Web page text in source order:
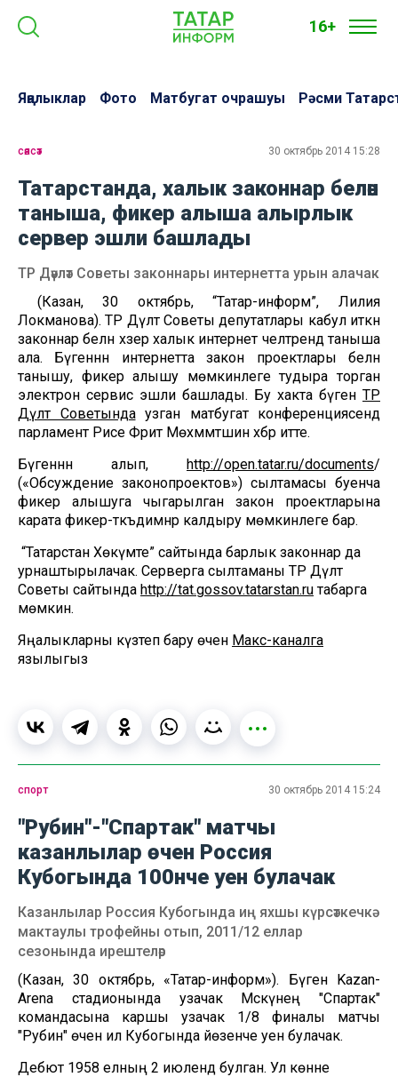
16+
Яңалыклар Фото Матбугат очрашуы Рәсми
сәясәт 30 октябрь 2014 15:28
Татарстанда, халык законнар белән
таныша, фикер алыша алырлык
сервер эшли башлады
ТР Дәүләт Советы законнары интернетта урын алачак
(Казан, 30 октябрь, “Татар-информ”, Лилия
Локманова). ТР Дәүләт Советы депутатлары кабул иткән
законнар белән хәзер халык интернет челтәрендә таныша
ала. Бүгеннән интернетта закон проектлары белән
танышу, фикер алышу мөмкинлеге тудыра торган
электрон сервис эшли башлады. Бу хакта бүген ТР
Дәүләт Советындаузган матбугат конференциясендә
парламент Рәисе Фәрит Мөхәммәтшин хәбәр итте.
Бүгеннән алып, http://open.tatar.ru/documents/
(«Обсуждение законопроектов») сылтамасы буенча
фикер алышуга чыгарылган закон проектларына
карата фикер-тәкъдимнәр калдыру мөмкинлеге бар.
“Татарстан Хөкүмәте” сайтында барлык законнар да
урнаштырылачак. Серверга сылтаманы ТР Дәүләт
Советы сайтында http://tat.gossov.tatarstan.ruтабарга
мөмкин.
Яңалыкларны күзәтеп бару өчен Макс-каналга
язылыгыз
спорт 30 октябрь 2014 15:24
"Рубин"-"Спартак" матчы
казанлылар өчен Россия
Кубогында 100нче уен булачак
Казанлылар Россия Кубогында иң яхшы күрсәткечкә
мактаулы трофейны отып, 2011/12 еллар
сезонында ирештеләр
(Казан, 30 октябрь, «Татар-информ»). Бүген Kazan-
Arena стадионында узачак Мәскәүнең "Спартак"
командасына каршы узачак 1/8 финалы матчы
"Рубин" өчен ил Кубогында йөзенче уен булачак.
Дебют 1958 елның 2 июлендә булган. Ул көнне